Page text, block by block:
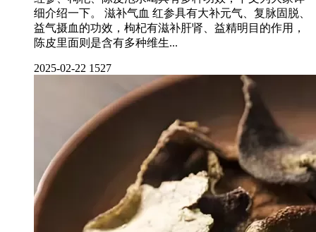
细介绍一下。 滋补气血 红参具有大补元气、复脉固脱、
益气摄血的功效，枸杞有滋补肝肾、益精明目的作用，
陈皮里面则是含有多种维生...
2025-02-22 1527